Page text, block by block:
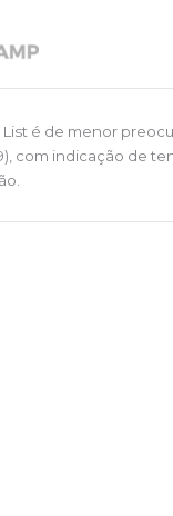
List é de menor
com indicação de